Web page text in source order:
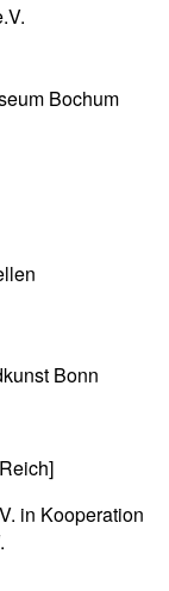
Bochum
Bonn
in Kooperation